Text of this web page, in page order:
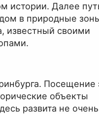
истории. Далее
в природные
известный своими
Посещение
объекты
развита не очень